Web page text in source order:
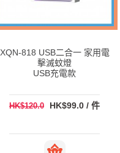
XQN-818 USB二合一 家用電
擊滅蚊燈
USB充電款
HK$120.0 HK$99.0 / 件